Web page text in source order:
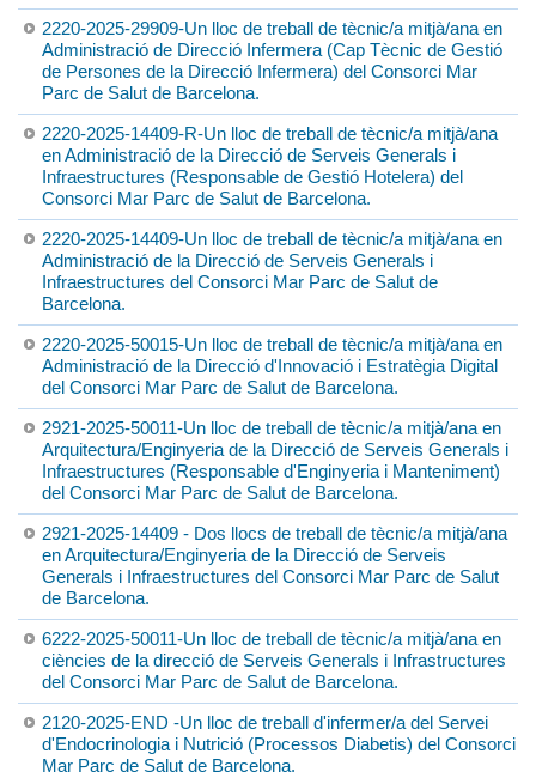
2220-2025-29909-Un lloc de treball de tècnic/a mitjà/ana en
Administració de Direcció Infermera (Cap Tècnic de Gestió
de Persones de la Direcció Infermera) del Consorci Mar
Parc de Salut de Barcelona.
2220-2025-14409-R-Un lloc de treball de tècnic/a mitjà/ana
en Administració de la Direcció de Serveis Generals i
Infraestructures (Responsable de Gestió Hotelera) del
Consorci Mar Parc de Salut de Barcelona.
2220-2025-14409-Un lloc de treball de tècnic/a mitjà/ana en
Administració de la Direcció de Serveis Generals i
Infraestructures del Consorci Mar Parc de Salut de
Barcelona.
2220-2025-50015-Un lloc de treball de tècnic/a mitjà/ana en
Administració de la Direcció d'Innovació i Estratègia Digital
del Consorci Mar Parc de Salut de Barcelona.
2921-2025-50011-Un lloc de treball de tècnic/a mitjà/ana en
Arquitectura/Enginyeria de la Direcció de Serveis Generals i
Infraestructures (Responsable d'Enginyeria i Manteniment)
del Consorci Mar Parc de Salut de Barcelona.
2921-2025-14409 - Dos llocs de treball de tècnic/a mitjà/ana
en Arquitectura/Enginyeria de la Direcció de Serveis
Generals i Infraestructures del Consorci Mar Parc de Salut
de Barcelona.
6222-2025-50011-Un lloc de treball de tècnic/a mitjà/ana en
ciències de la direcció de Serveis Generals i Infrastructures
del Consorci Mar Parc de Salut de Barcelona.
2120-2025-END -Un lloc de treball d'infermer/a del Servei
d'Endocrinologia i Nutrició (Processos Diabetis) del Consorci
Mar Parc de Salut de Barcelona.